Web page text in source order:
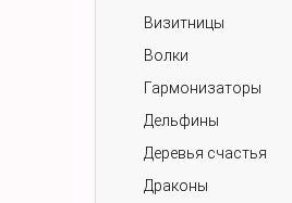
Визитницы
Волки
Гармонизаторы
Дельфины
Деревья счастья
Драконы